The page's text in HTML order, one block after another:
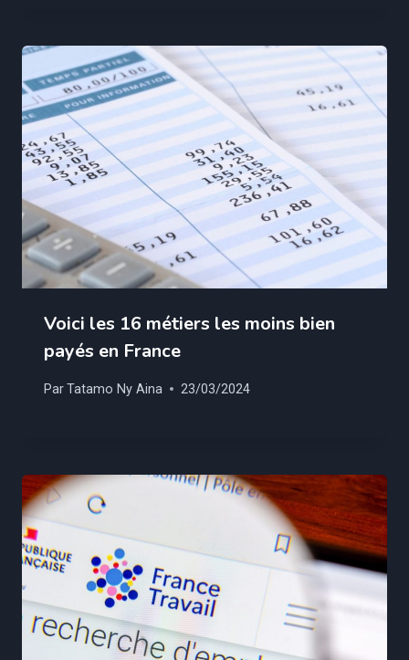
Voici les 16 métiers les moins bien
payés en France
ParTatamo Ny Aina 23/03/2024